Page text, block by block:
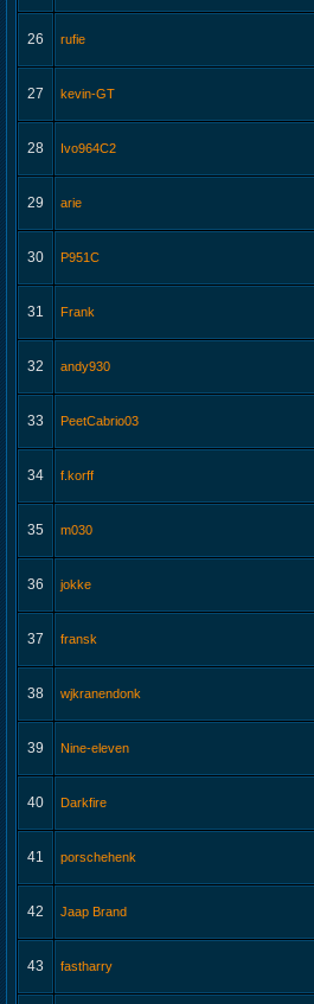
26 rufie
27 kevin-GT
28 Ivo964C2
29 arie
30 P951C
31 Frank
32 andy930
33 PeetCabrio03
34 f.korff
35 m030
36 jokke
37 fransk
38 wjkranendonk
39 Nine-eleven
40 Darkfire
41 porschehenk
42 Jaap Brand
43 fastharry